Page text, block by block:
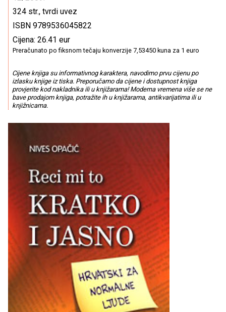
324 str., tvrdi uvez
ISBN 9789536045822
Cijena: 26.41 eur
Preračunato po fiksnom tečaju konverzije 7,53450 kuna za 1 euro
Cijene knjiga su informativnog karaktera, navodimo prvu cijenu po
izlasku knjige iz tiska. Preporučamo da cijene i dostupnost knjiga
provjerite kod nakladnika ili u knjižarama! Moderna vremena više se ne
bave prodajom knjiga, potražite ih u knjižarama, antikvarijatima ili u
knjižnicama.